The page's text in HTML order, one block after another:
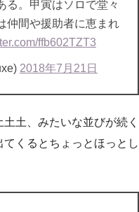
る。甲寅はソロで堂々
仲間や援助者に恵まれ
ffb602TZT3
2018年7月21日
土、みたいな並びが続く
くるとちょっとほっとし